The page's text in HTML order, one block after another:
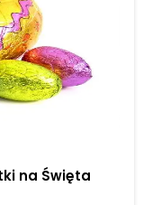
na Święta